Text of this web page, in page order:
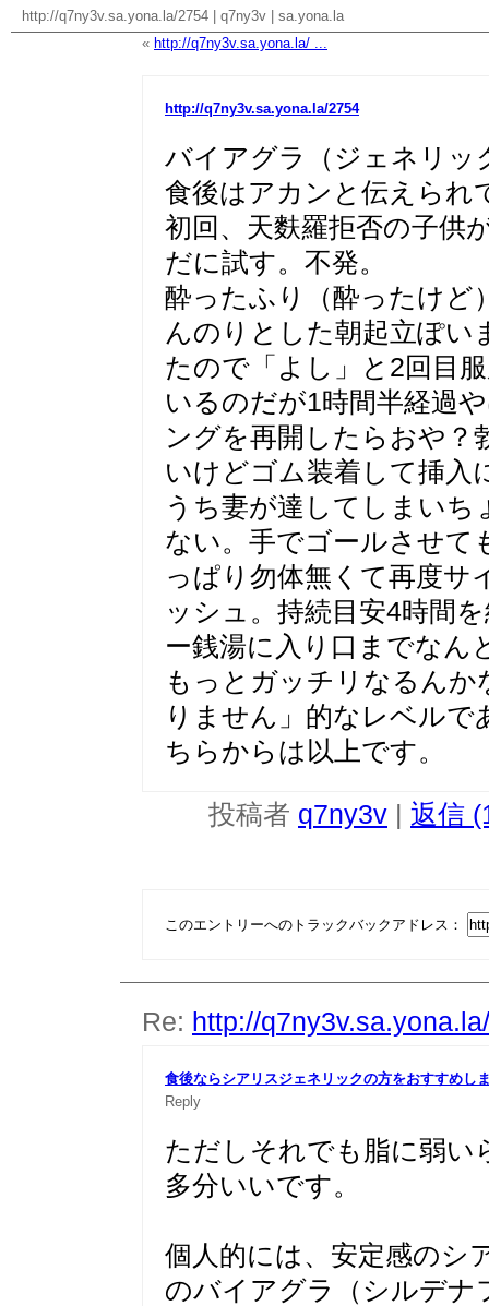
http://q7ny3v.sa.yona.la/2754 q7ny3v
sa.yona.la
« http://q7ny3v.sa.yona.la/ ...
http://q7ny3v.sa.yona.la/2754
バイアグラ（ジェネリッ
食後はアカンと伝えられ
初回、天麩羅拒否の子供
だに試す。不発。
酔ったふり（酔ったけど
んのりとした朝起立ぽい
たので「よし」と2回目
いるのだが1時間半経過
ングを再開したらおや？
いけどゴム装着して挿入
うち妻が達してしまい
ない。手でゴールさせて
っぱり勿体無くて再度サ
ッシュ。持続目安4時間
ー銭湯に入り口までなん
もっとガッチリなるんか
りません」的なレベル
ちらからは以上です。
投稿者 q7ny3v 返信
このエントリーへのトラックバックアドレス：
Re: http://
食後ならシアリスジェネリックの方をおすすめし
Reply
ただしそれでも脂に弱い
多分いいです。
個人的には、安定感のシ
のバイアグラ（シルデナ